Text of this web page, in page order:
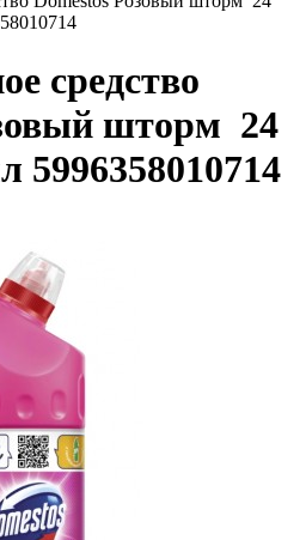
средство
шторм 24
5996358010714